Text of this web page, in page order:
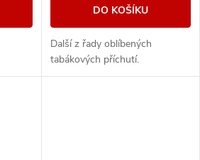
DO KOŠÍKU
Další z řady oblíbených
tabákových příchutí.